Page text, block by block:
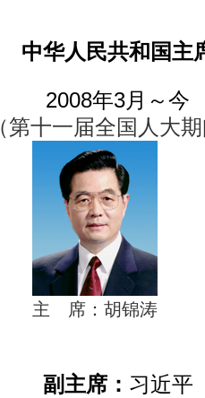
中华人民共和国主
2008年3月～今
一届全国人大期
主 席：胡锦涛
副主席： 习近平